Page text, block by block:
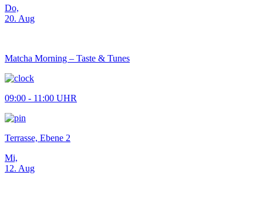
Do,
20. Aug
Matcha Morning – Taste & Tunes
09:00 - 11:00 UHR
Terrasse, Ebene 2
Mi,
12. Aug